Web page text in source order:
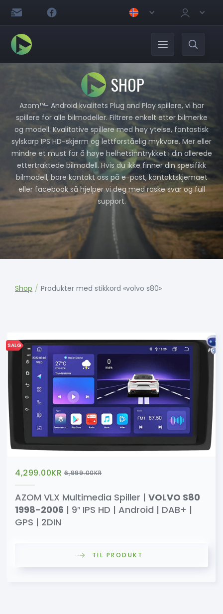
SHOP
Azom™- Android kvalitets Plug and Play spillere, vi har
spillere for alle bilmodeller. Filtrere enkelt etter bilmerke
og modell. Kvalitative spillere med høy ytelse, fantastisk
sylskarp IPS HD-skjerm og lettforståelig mykvare. Mer eller
mindre et must for å høye helhetsinntrykket i din allerede
ettertraktede bilmodell. Hvis du ikke finner din spesifikk
bilmodell, bare kontakt oss på e-post, kontaktskjemaet
eller facebook så hjelper vi deg med raske svar og full
support.
Shop / Produkter med stikkord «volvo s80»
SALG
4,299.00KR 6,999.00KR
AZOM VLX Multimedia Spiller | VOLVO S80
1998-2006 | 9″ IPS HD | Android | DAB+ |
GPS | 2DIN
TIL PRODUKT